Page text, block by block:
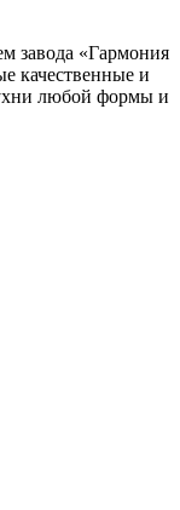
завода «Гармония
качественные и
любой формы и